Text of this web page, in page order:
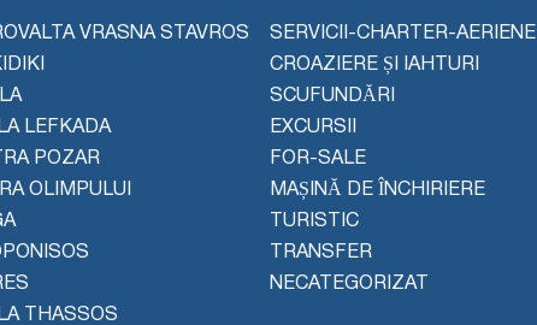
VRASNA STAVROS
LEFKADA
POZAR
OLIMPULUI
THASSOS
SERVICII-CHARTER-AERIENE
CROAZIERE ȘI IAHTURI
SCUFUNDĂRI
EXCURSII
FOR-SALE
MAȘINĂ DE ÎNCHIRIERE
TURISTIC
TRANSFER
NECATEGORIZAT